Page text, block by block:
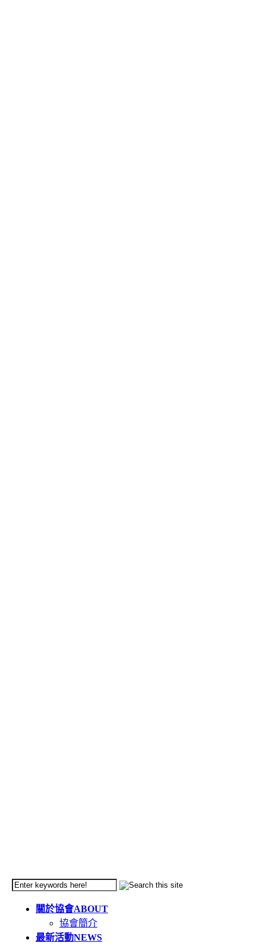
關於協會ABOUT
協會簡介
最新活動NEWS